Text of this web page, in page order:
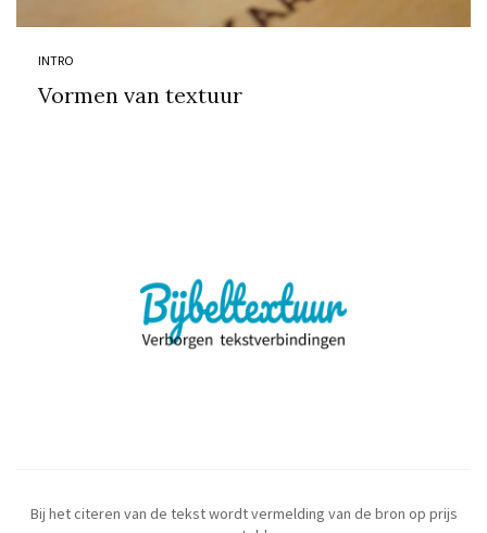
INTRO
Vormen van textuur
Bij het citeren van de tekst wordt vermelding van de bron op prijs